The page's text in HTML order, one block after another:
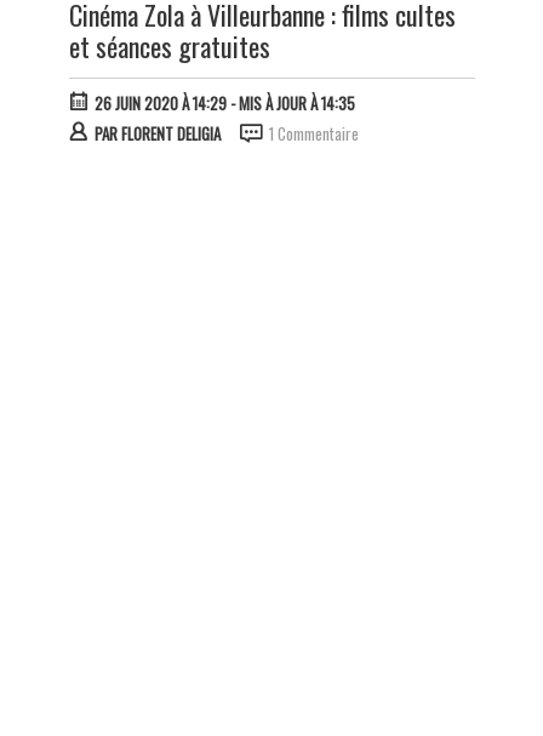
Cinéma Zola à Villeurbanne : films cultes
et séances gratuites
26 JUIN 2020 À 14:29- MIS À JOUR À 14:35
PARFLORENT DELIGIA 1 Commentaire